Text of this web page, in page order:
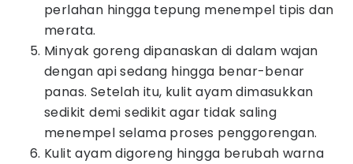
perlahan hingga tepung menempel tipis dan
merata.
Minyak goreng dipanaskan di dalam wajan
dengan api sedang hingga benar-benar
panas. Setelah itu, kulit ayam dimasukkan
sedikit demi sedikit agar tidak saling
menempel selama proses penggorengan.
Kulit ayam digoreng hingga berubah warna